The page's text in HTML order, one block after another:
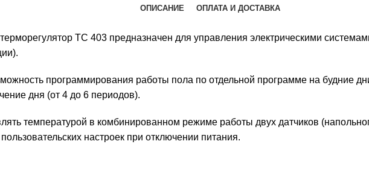
ОПИСАНИЕ ОПЛАТА И ДОСТАВКА
ТС 403 предназначен для управления электрическими
программирования работы пола по отдельной программе на будние
дня (от 4 до 6 периодов).
температурой в комбинированном режиме работы двух датчиков
настроек при отключении питания.